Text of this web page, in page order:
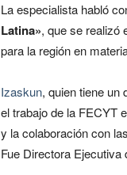
La especialista habló
Latina», que se realizó
para la región en
Izaskun, quien tiene un
el trabajo de la FECYT
y la colaboración con
Fue Directora